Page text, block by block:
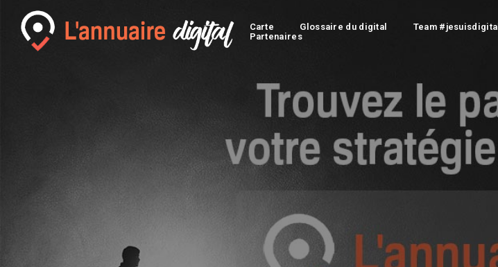
Carte Glossaire du digital Team #jesuisdigital
Partenaires